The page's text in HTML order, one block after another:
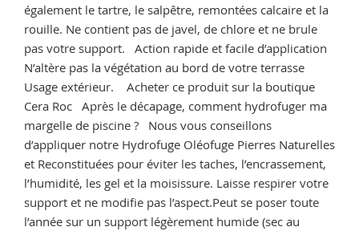
également le tartre, le salpêtre, remontées calcaire et la
rouille. Ne contient pas de javel, de chlore et ne brule
pas votre support. Action rapide et facile d’application
N’altère pas la végétation au bord de votre terrasse
Usage extérieur. Acheter ce produit sur la boutique
Cera Roc Après le décapage, comment hydrofuger ma
margelle de piscine ? Nous vous conseillons
d’appliquer notre Hydrofuge Oléofuge Pierres Naturelles
et Reconstituées pour éviter les taches, l’encrassement,
l’humidité, les gel et la moisissure. Laisse respirer votre
support et ne modifie pas l’aspect.Peut se poser toute
l’année sur un support légèrement humide (sec au